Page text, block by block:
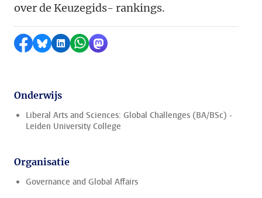
over de Keuzegids- rankings.
Delen op Facebook
Delen via Bluesky
Delen op LinkedIn
Delen via WhatsApp
Delen via Mastodon
Onderwijs
Liberal Arts and Sciences: Global Challenges (BA/BSc) -
Leiden University College
Organisatie
Governance and Global Affairs